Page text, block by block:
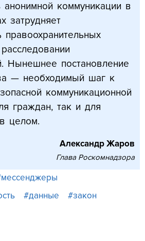
анонимной коммуникации в
затрудняет
правоохранительных
Нынешнее постановление
— необходимый шаг к
коммуникационной
граждан, так и для
целом.
Александр Жаров
Глава Роскомнадзора
#данные #закон